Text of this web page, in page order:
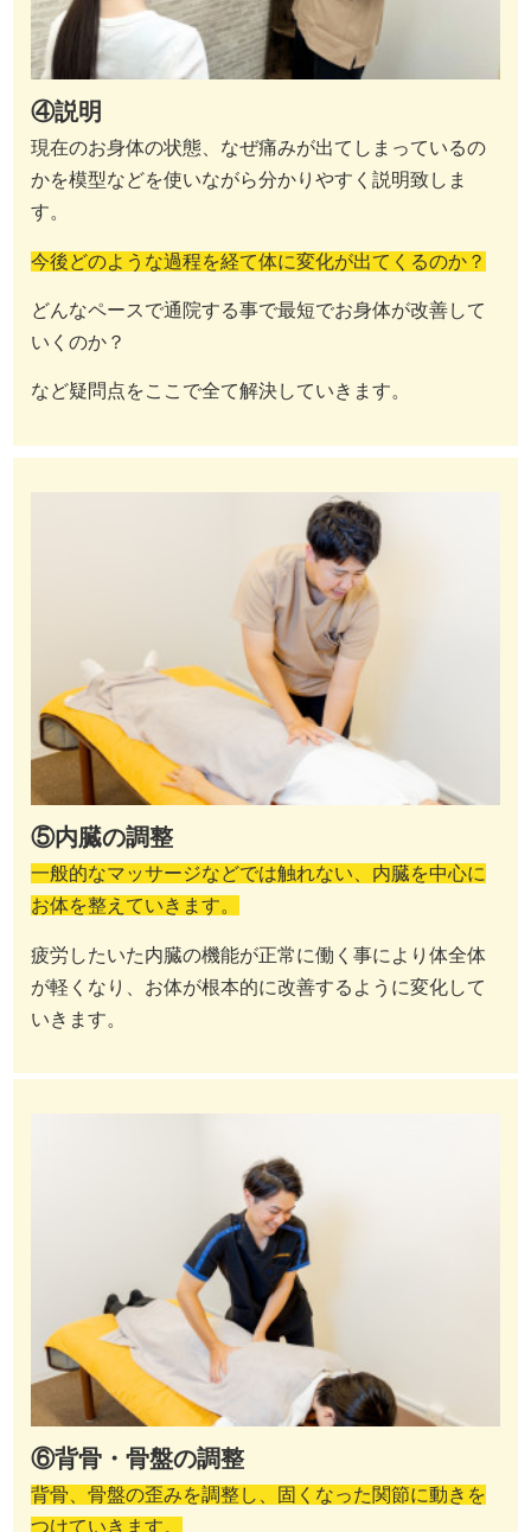
④説明
現在のお身体の状態、なぜ痛みが出てしまっているの
かを模型などを使いながら分かりやすく説明致しま
す。
今後どのような過程を経て体に変化が出てくるのか？
どんなペースで通院する事で最短でお身体が改善して
いくのか？
など疑問点をここで全て解決していきます。
⑤内臓の調整
一般的なマッサージなどでは触れない、内臓を中心に
お体を整えていきます。
疲労したいた内臓の機能が正常に働く事により体全体
が軽くなり、お体が根本的に改善するように変化して
いきます。
⑥背骨・骨盤の調整
背骨、骨盤の歪みを調整し、固くなった関節に動きを
つけていきます。